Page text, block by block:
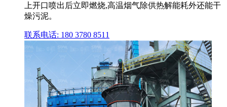
上开口喷出后立即燃烧,高温烟气除供热解能耗外还能干
燥污泥。
联系电话: 180 3780 8511